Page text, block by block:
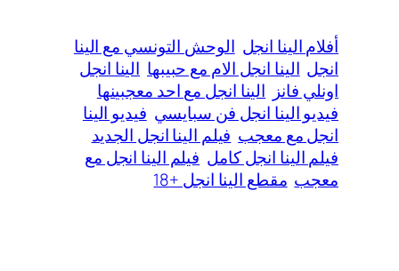
أفلام الينا انجل الوحش التونسي مع الينا
انجل الينا انجل الام مع حبيبها الينا انجل
اونلي فانز الينا انجل مع احد معجبينها
فيديو الينا انجل فن سبايسي فيديو الينا
انجل مع معجب فيلم الينا انجل الجديد
فيلم الينا انجل كامل فيلم الينا انجل مع
معجب مقطع الينا انجل +18